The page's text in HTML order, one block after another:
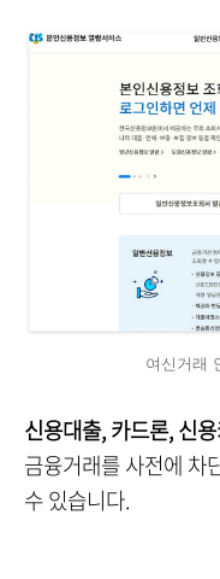
여신거래
신용대출, 카드론, 신
금융거래를 사전에 차
수 있습니다.